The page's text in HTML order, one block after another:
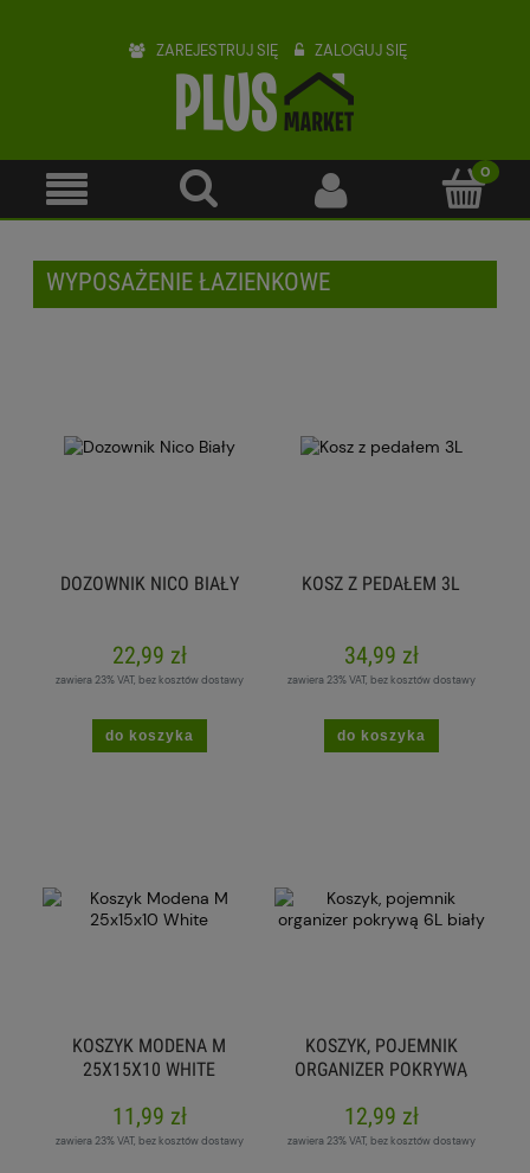
ZAREJESTRUJ SIĘ ZALOGUJ SIĘ
WYPOSAŻENIE ŁAZIENKOWE
DOZOWNIK NICO BIAŁY
22,99 zł
zawiera 23% VAT, bez kosztów dostawy
do koszyka
KOSZ Z PEDAŁEM 3L
34,99 zł
zawiera 23% VAT, bez kosztów dostawy
do koszyka
KOSZYK MODENA M
25X15X10 WHITE
11,99 zł
zawiera 23% VAT, bez kosztów dostawy
KOSZYK, POJEMNIK
ORGANIZER POKRYWĄ
12,99 zł
zawiera 23% VAT, bez kosztów dostawy